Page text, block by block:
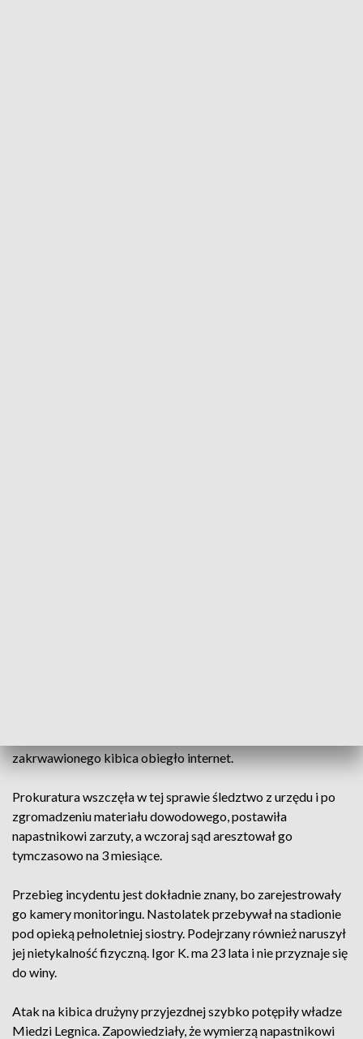
zakrwawionego kibica obiegło internet.
Prokuratura wszczęła w tej sprawie śledztwo z urzędu i po
zgromadzeniu materiału dowodowego, postawiła
napastnikowi zarzuty, a wczoraj sąd aresztował go
tymczasowo na 3 miesiące.
Przebieg incydentu jest dokładnie znany, bo zarejestrowały
go kamery monitoringu. Nastolatek przebywał na stadionie
pod opieką pełnoletniej siostry. Podejrzany również naruszył
jej nietykalność fizyczną. Igor K. ma 23 lata i nie przyznaje się
do winy.
Atak na kibica drużyny przyjezdnej szybko potępiły władze
Miedzi Legnica. Zapowiedziały, że wymierzą napastnikowi